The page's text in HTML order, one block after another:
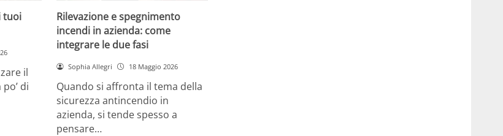
tuoi
il
di
Rilevazione e spegnimento
incendi in azienda: come
integrare le due fasi
Sophia Allegri 18 Maggio 2026
Quando si affronta il tema della
sicurezza antincendio in
azienda, si tende spesso a
pensare…